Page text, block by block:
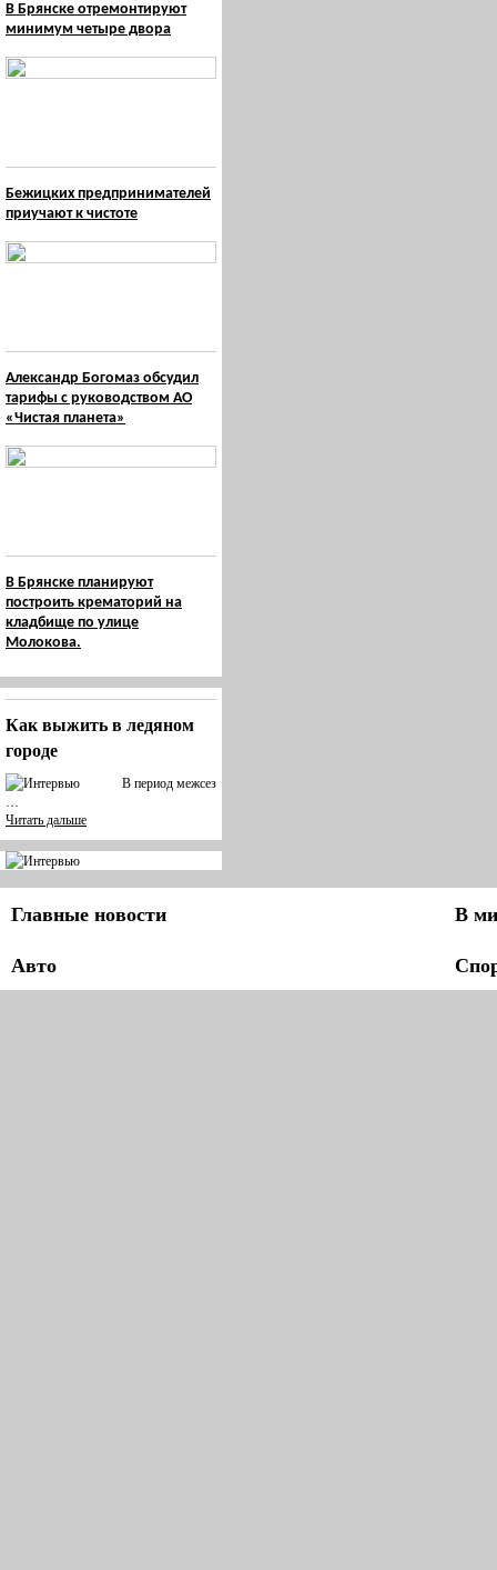
В Брянске отремонтируют
минимум четыре двора
Бежицких предпринимателей
приучают к чистоте
Александр Богомаз обсудил
тарифы с руководством АО
«Чистая планета»
В Брянске планируют
построить крематорий на
кладбище по улице
Молокова.
Как выжить в ледяном
городе
В период межсез
…
Читать дальше
Главные новости
В
Авто